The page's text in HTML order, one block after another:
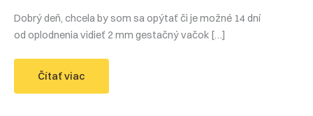
Dobrý deň, chcela by som sa opýtať či je možné 14 dní
od oplodnenia vidieť 2 mm gestačný vačok […]
Ranné
tehotenstva
Čítať viac